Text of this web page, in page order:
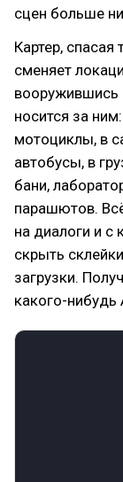
сцен больше
Картер, спасая
сменяет
вооружившись
носится за
мотоциклы, в
автобусы, в
бани,
парашютов.
на диалоги и
скрыть
загрузки.
какого-